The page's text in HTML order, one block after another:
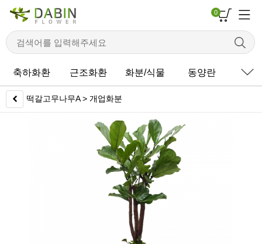
0
축하화환 근조화환 화분/식물 동양란 서
떡갈고무나무A > 개업화분